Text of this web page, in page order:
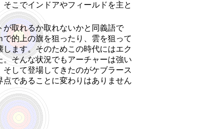
こでインドアやフィールドを主と
取れるか取れないかと同義語で
的上の旗を狙ったり、雲を狙って
ます。そのためこの時代にはエク
そんな状況でもアーチャーは強い
して登場してきたのがケブラース
であることに変わりはありません